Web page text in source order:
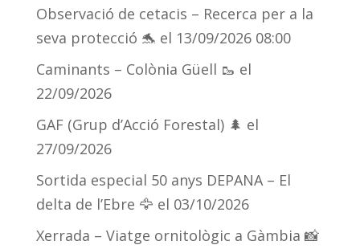
Observació de cetacis – Recerca per a la
seva protecció 🐬 el 13/09/2026 08:00
Caminants – Colònia Güell 🥾 el
22/09/2026
GAF (Grup d’Acció Forestal) 🌲 el
27/09/2026
Sortida especial 50 anys DEPANA – El
delta de l’Ebre 🦅 el 03/10/2026
Xerrada – Viatge ornitològic a Gàmbia 📸